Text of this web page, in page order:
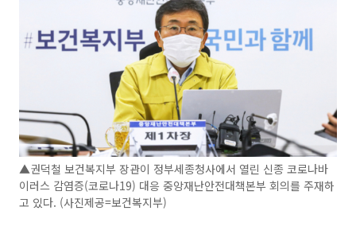
▲권덕철 보건복지부 장관이 정부세종청사에서 열린 신종 코로나바
이러스 감염증(코로나19) 대응 중앙재난안전대책본부 회의를 주재하
고 있다. (사진제공=보건복지부)